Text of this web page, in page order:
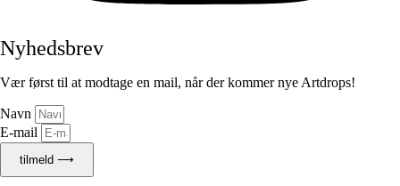
Nyhedsbrev
Vær først til at modtage en mail, når der kommer nye Artdrops!
Navn
E-mail
tilmeld ⟶